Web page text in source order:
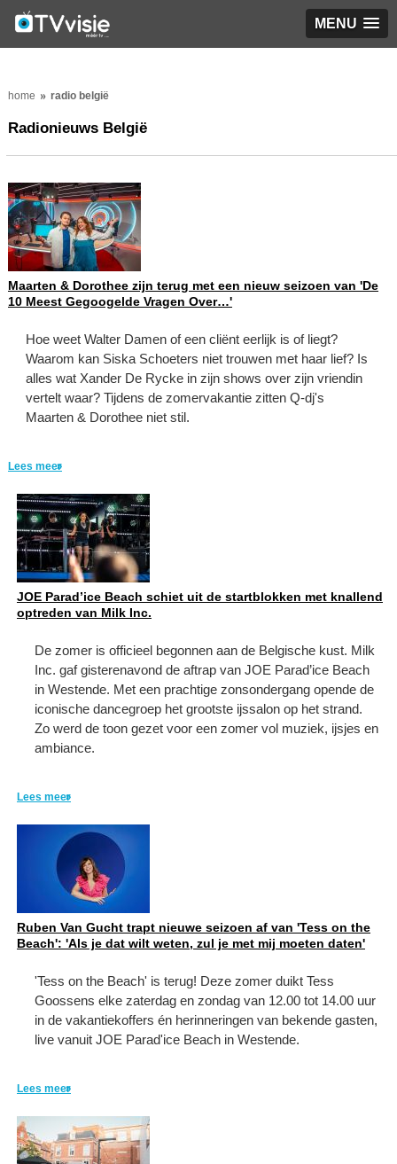
MENU
home radio belgië
Radionieuws België
Maarten & Dorothee zijn terug met een nieuw seizoen van 'De
10 Meest Gegoogelde Vragen Over…'
Hoe weet Walter Damen of een cliënt eerlijk is of liegt?
Waarom kan Siska Schoeters niet trouwen met haar lief? Is
alles wat Xander De Rycke in zijn shows over zijn vriendin
vertelt waar? Tijdens de zomervakantie zitten Q-dj's
Maarten & Dorothee niet stil.
Lees meer
JOE Parad’ice Beach schiet uit de startblokken met knallend
optreden van Milk Inc.
De zomer is officieel begonnen aan de Belgische kust. Milk
Inc. gaf gisterenavond de aftrap van JOE Parad’ice Beach
in Westende. Met een prachtige zonsondergang opende de
iconische dancegroep het grootste ijssalon op het strand.
Zo werd de toon gezet voor een zomer vol muziek, ijsjes en
ambiance.
Lees meer
Ruben Van Gucht trapt nieuwe seizoen af van 'Tess on the
Beach': 'Als je dat wilt weten, zul je met mij moeten daten'
'Tess on the Beach' is terug! Deze zomer duikt Tess
Goossens elke zaterdag en zondag van 12.00 tot 14.00 uur
in de vakantiekoffers én herinneringen van bekende gasten,
live vanuit JOE Parad'ice Beach in Westende.
Lees meer